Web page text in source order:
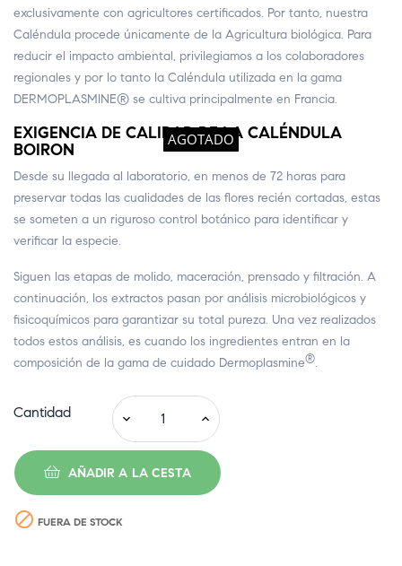
AGOTADO
exclusivamente con agricultores certificados. Por tanto, nuestra
Caléndula procede únicamente de la Agricultura biológica. Para
reducir el impacto ambiental, privilegiamos a los colaboradores
regionales y por lo tanto la Caléndula utilizada en la gama
DERMOPLASMINE® se cultiva principalmente en Francia.
EXIGENCIA DE CALIDAD DE LA CALÉNDULA
BOIRON
Desde su llegada al laboratorio, en menos de 72 horas para
preservar todas las cualidades de las flores recién cortadas, estas
se someten a un riguroso control botánico para identificar y
verificar la especie.
Siguen las etapas de molido, maceración, prensado y filtración. A
continuación, los extractos pasan por análisis microbiológicos y
fisicoquímicos para garantizar su total pureza. Una vez realizados
todos estos análisis, es cuando los ingredientes entran en la
composición de la gama de cuidado Dermoplasmine®.
Cantidad
AÑADIR A LA CESTA
 FUERA DE STOCK